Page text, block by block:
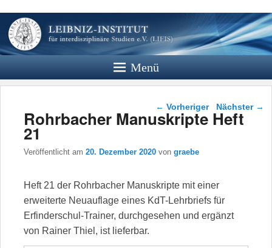
Leibniz
Institut
Website des Leibniz Instituts für
Interdisziplinäre Studien e.V.
Menü
Beitragsnavigation
← Vorheriger Nächster →
Rohrbacher Manuskripte Heft
21
Veröffentlicht am 20. Dezember 2020 von graebe
Heft 21 der Rohrbacher Manuskripte mit einer
erweiterte Neuauflage eines KdT-Lehrbriefs für
Erfinderschul-Trainer, durchgesehen und ergänzt
von Rainer Thiel, ist lieferbar.